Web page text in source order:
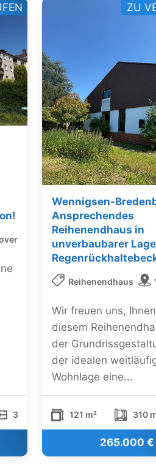
3
Wennigsen-
Ansprechendes
Reihenendhaus in
unverbaubarer
Reihenendhaus
Wir freuen uns,
diesem
der
der idealen
Wohnlage eine...
121 m² 310
265.000 €
ZU